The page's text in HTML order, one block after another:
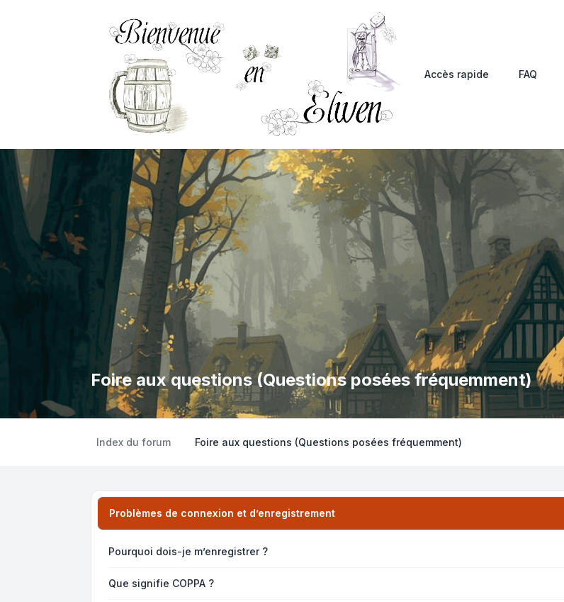
Accès rapide FAQ
Foire aux questions (Questions posées fréquemment)
Index du forum Foire aux questions (Questions posées fréquemment)
Problèmes de connexion et d’enregistrement
Pourquoi dois-je m’enregistrer ?
Que signifie COPPA ?